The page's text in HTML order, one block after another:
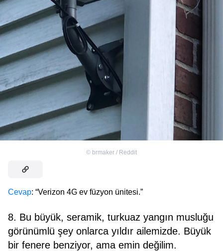
© brmaker / Reddit
Cevap: “Verizon 4G ev füzyon ünitesi.”
8. Bu büyük, seramik, turkuaz yangın musluğu
görünümlü şey onlarca yıldır ailemizde. Büyük
bir fenere benziyor, ama emin değilim.